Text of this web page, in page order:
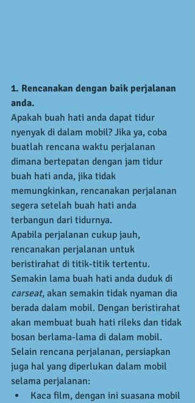
1. Rencanakan dengan baik perjalanan
anda.
Apakah buah hati anda dapat tidur
nyenyak di dalam mobil? Jika ya, coba
buatlah rencana waktu perjalanan
dimana bertepatan dengan jam tidur
buah hati anda, jika tidak
memungkinkan, rencanakan perjalanan
segera setelah buah hati anda
terbangun dari tidurnya.
Apabila perjalanan cukup jauh,
rencanakan perjalanan untuk
beristirahat di titik-titik tertentu.
Semakin lama buah hati anda duduk di
carseat, akan semakin tidak nyaman dia
berada dalam mobil. Dengan beristirahat
akan membuat buah hati rileks dan tidak
bosan berlama-lama di dalam mobil.
Selain rencana perjalanan, persiapkan
juga hal yang diperlukan dalam mobil
selama perjalanan:
Kaca film, dengan ini suasana mobil